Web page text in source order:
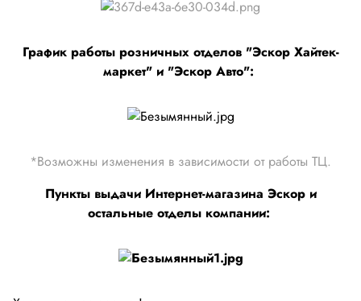
График работы розничных отделов "Эскор Хайтек-
маркет" и "Эскор Авто":
*Возможны изменения в зависимости от работы ТЦ.
Пункты выдачи Интернет-магазина Эскор и
остальные отделы компании: